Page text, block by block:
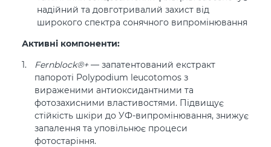
надійний та довготривалий захист від
широкого спектра сонячного випромінювання
Активні компоненти:
Fernblock®+— запатентований екстракт
папороті Polypodium leucotomos з
вираженими антиоксидантними та
фотозахисними властивостями. Підвищує
стійкість шкіри до УФ-випромінювання, знижує
запалення та уповільнює процеси
фотостаріння.